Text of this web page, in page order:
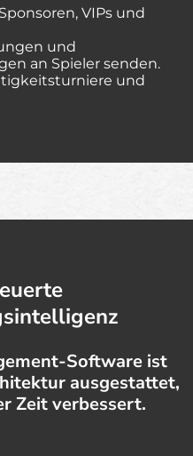
VIPs und
und
an Spieler senden.
und
Software ist
ausgestattet,
Zeit verbessert.